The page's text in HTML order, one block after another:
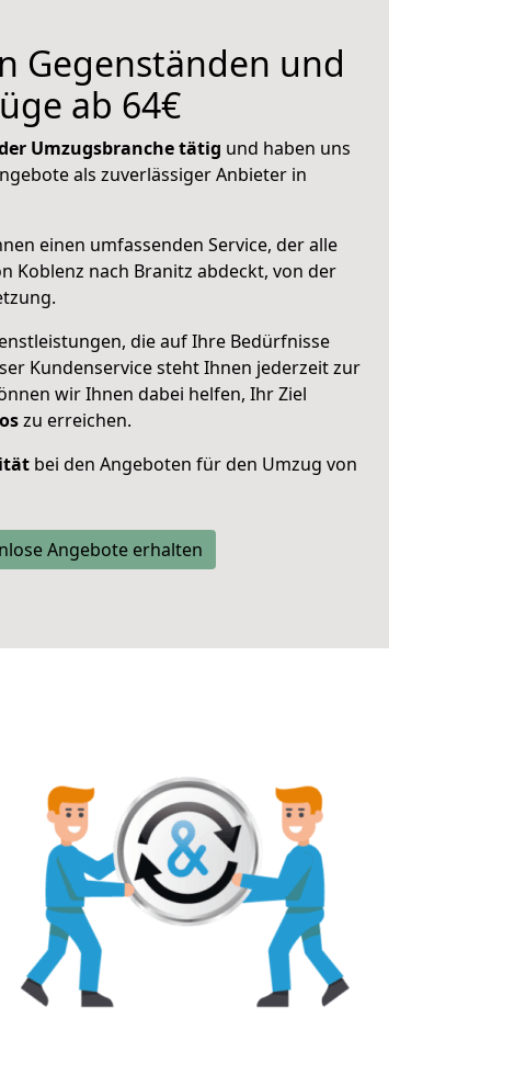
Gegenständen und
ab 64€
Umzugsbranche tätig und haben uns
als zuverlässiger Anbieter in
einen umfassenden Service, der alle
Koblenz nach Branitz abdeckt, von der
die auf Ihre Bedürfnisse
Kundenservice steht Ihnen jederzeit zur
wir Ihnen dabei helfen, Ihr Ziel
zu erreichen.
bei den Angeboten für den Umzug von
Angebote erhalten